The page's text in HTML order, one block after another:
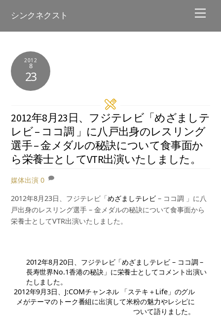
シンクネクスト
2012
8
23
2012年8月23日、フジテレビ「めざましテ
レビ – ココ調 」に八戸出身のレスリング
選手 – 金メダルの秘訣について食事面か
ら栄養士としてVTR出演いたしました。
媒体出演 0
2012年8月23日、フジテレビ「めざましテレビ – ココ調 」に八
戸出身のレスリング選手 – 金メダルの秘訣について食事面から
栄養士としてVTR出演いたしました。
2012年8月20日、フジテレビ「めざましテレビ – ココ調 –
長寿世界No.1香港の秘訣」に栄養士としてコメント出演い
たしました。
2012年9月3日、J:COMチャンネル 「ステキ＋Life」のグル
メがテーマのトーク番組に出演して米粉の魅力やレシピに
ついて語りました。